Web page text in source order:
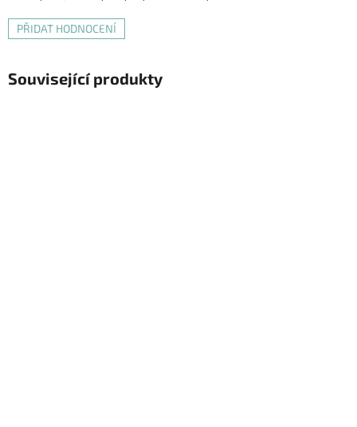
PŘIDAT HODNOCENÍ
Související produkty